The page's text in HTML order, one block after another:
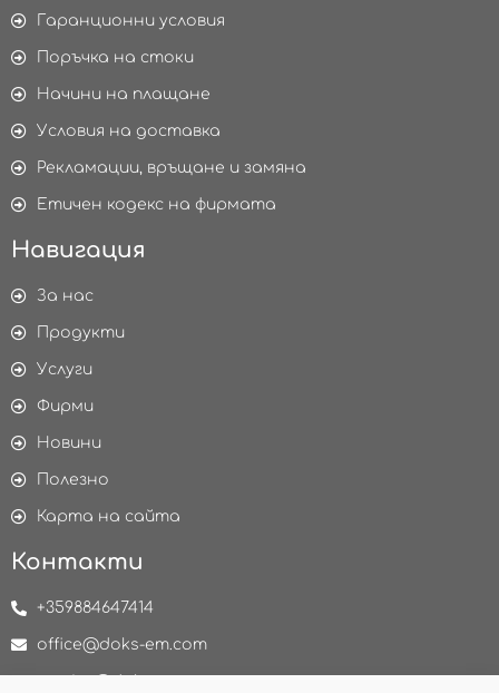
Гаранционни условия
Поръчка на стоки
Начини на плащане
Условия на доставка
Рекламации, връщане и замяна
Етичен кодекс на фирмата
Навигация
За нас
Продукти
Услуги
Фирми
Новини
Полезно
Карта на сайта
Контакти
+359884647414
office@doks-em.com